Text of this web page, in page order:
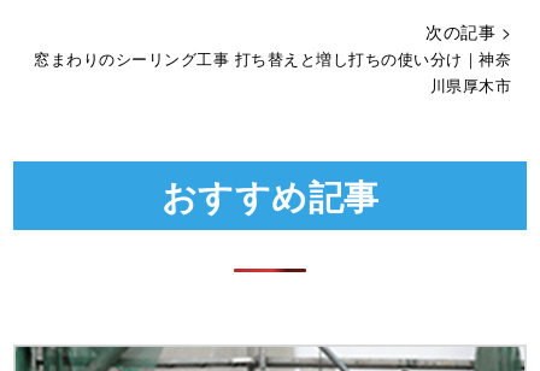
次の記事 >
窓まわりのシーリング工事 打ち替えと増し打ちの使い分け｜神奈
川県厚木市
おすすめ記事